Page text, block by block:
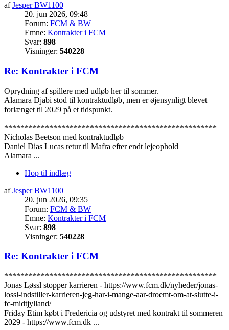
afJesper BW1100
20. jun 2026, 09:48
Forum: FCM & BW
Emne: Kontrakter i FCM
Svar: 898
Visninger: 540228
Re: Kontrakter i FCM
Oprydning af spillere med udløb her til sommer.
Alamara Djabi stod til kontraktudløb, men er øjensynligt blevet
forlænget til 2029 på et tidspunkt.
****************************************************
Nicholas Beetson med kontraktudløb
Daniel Dias Lucas retur til Mafra efter endt lejeophold
Alamara ...
Hop til indlæg
afJesper BW1100
20. jun 2026, 09:35
Forum: FCM & BW
Emne: Kontrakter i FCM
Svar: 898
Visninger: 540228
Re: Kontrakter i FCM
****************************************************
Jonas Løssl stopper karrieren - https://www.fcm.dk/nyheder/jonas-
lossl-indstiller-karrieren-jeg-har-i-mange-aar-droemt-om-at-slutte-i-
fc-midtjylland/
Friday Etim købt i Fredericia og udstyret med kontrakt til sommeren
2029 - https://www.fcm.dk ...